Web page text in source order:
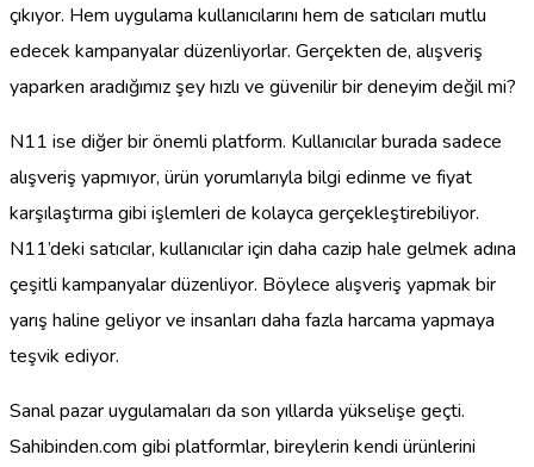
çıkıyor. Hem uygulama kullanıcılarını hem de satıcıları mutlu
edecek kampanyalar düzenliyorlar. Gerçekten de, alışveriş
yaparken aradığımız şey hızlı ve güvenilir bir deneyim değil mi?
N11 ise diğer bir önemli platform. Kullanıcılar burada sadece
alışveriş yapmıyor, ürün yorumlarıyla bilgi edinme ve fiyat
karşılaştırma gibi işlemleri de kolayca gerçekleştirebiliyor.
N11’deki satıcılar, kullanıcılar için daha cazip hale gelmek adına
çeşitli kampanyalar düzenliyor. Böylece alışveriş yapmak bir
yarış haline geliyor ve insanları daha fazla harcama yapmaya
teşvik ediyor.
Sanal pazar uygulamaları da son yıllarda yükselişe geçti.
Sahibinden.com gibi platformlar, bireylerin kendi ürünlerini